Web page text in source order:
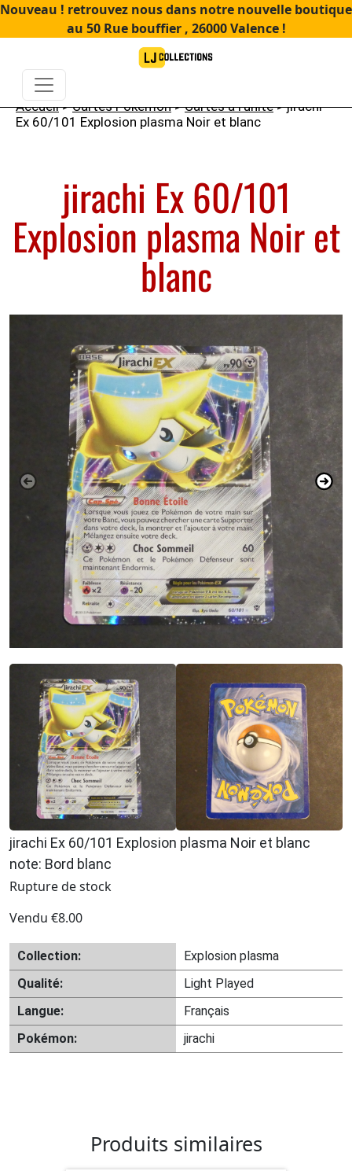
Nouveau ! retrouvez nous dans notre nouvelle boutique
au 50 Rue bouffier , 26000 Valence !
Accueil>Cartes Pokémon>Cartes à l'unité> jirachi
Ex 60/101 Explosion plasma Noir et blanc
jirachi Ex 60/101
Explosion plasma Noir et
blanc
jirachi Ex 60/101 Explosion plasma Noir et blanc
note: Bord blanc
Rupture de stock
Vendu €8.00
Collection:
Explosion plasma
Qualité:
Light Played
Langue:
Français
Pokémon:
jirachi
Produits similaires